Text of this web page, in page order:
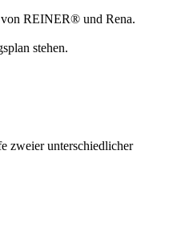
von REINER® und Rena.
stehen.
zweier unterschiedlicher